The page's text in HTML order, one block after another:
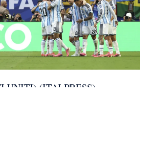
(ITALPRESS) –